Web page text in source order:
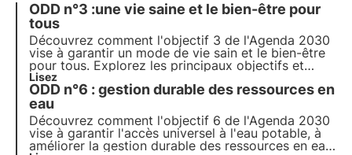
ODD n°3 :une vie saine et le bien-être pour
tous
Découvrez comment l'objectif 3 de l'Agenda 2030
vise à garantir un mode de vie sain et le bien-être
pour tous. Explorez les principaux objectifs et
défis, comment la France progresse vers leur
réalisation et comment les entreprises peuvent
contribuer à cet objectif.
Lisez
ODD n°6 : gestion durable des ressources en
eau
Découvrez comment l'objectif 6 de l'Agenda 2030
vise à garantir l'accès universel à l'eau potable, à
améliorer la gestion durable des ressources en eau